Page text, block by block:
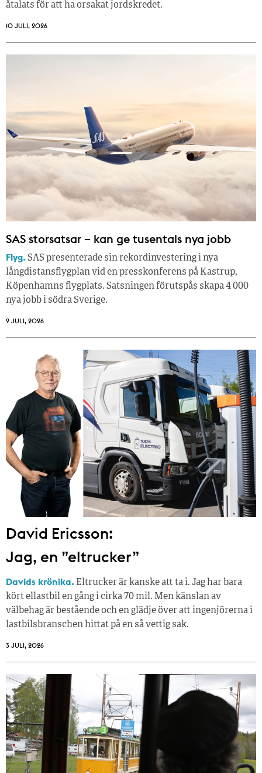
åtalats för att ha orsakat jordskredet.
10 JULI, 2026
SAS storsatsar – kan ge tusentals nya jobb
Flyg.SAS presenterade sin rekordinvestering i nya
långdistansflygplan vid en presskonferens på Kastrup,
Köpenhamns flygplats. Satsningen förutspås skapa 4 000
nya jobb i södra Sverige.
9 JULI, 2026
David Ericsson:
Jag, en ”eltrucker”
Davids krönika. Eltrucker är kanske att ta i. Jag har bara
kört ellastbil en gång i cirka 70 mil. Men känslan av
välbehag är bestående och en glädje över att ingenjörerna i
lastbilsbranschen hittat på en så vettig sak.
3 JULI, 2026